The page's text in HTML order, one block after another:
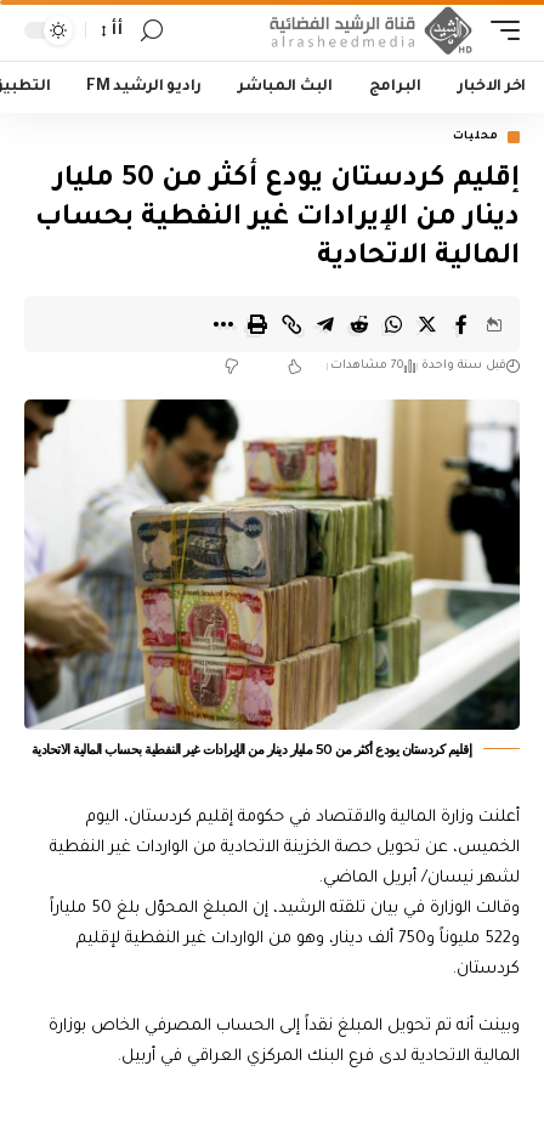
أأ
اخر الاخبار البرامج البث المباشر راديو الرشيد FM
محليات
إقليم كردستان يودع أكثر من 50 مليار
دينار من الإيرادات غير النفطية بحساب
المالية الاتحادية
قبل سنة واحدة 70 مشاهدات
إقليم كردستان يودع أكثر من 50 مليار دينار من الإيرادات غير النفطية بحساب المالية الاتحادية
أعلنت وزارة المالية والاقتصاد في حكومة إقليم كردستان، اليوم
الخميس، عن تحويل حصة الخزينة الاتحادية من الواردات غير النفطية
لشهر نيسان/ أبريل الماضي.
وقالت الوزارة في بيان تلقته الرشيد، إن المبلغ المحوّل بلغ 50 ملياراً
و522 مليوناً و750 ألف دينار، وهو من الواردات غير النفطية لإقليم
كردستان.
وبينت أنه تم تحويل المبلغ نقداً إلى الحساب المصرفي الخاص بوزارة
المالية الاتحادية لدى فرع البنك المركزي العراقي في أربيل.